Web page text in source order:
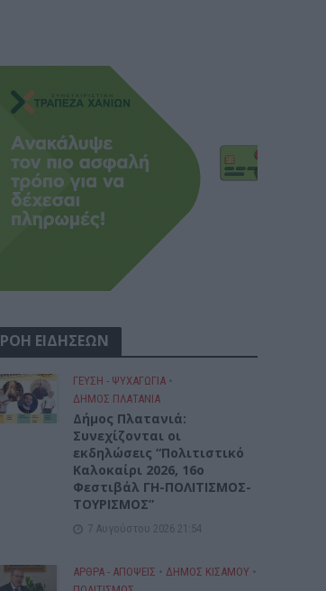
ΡΟΗ ΕΙΔΗΣΕΩΝ
ΓΕΎΣΗ - ΨΥΧΑΓΩΓΊΑ •
ΔΉΜΟΣ ΠΛΑΤΑΝΙΆ
Δήμος Πλατανιά:
Συνεχίζονται οι
εκδηλώσεις “Πολιτιστικό
Καλοκαίρι 2026, 16ο
Φεστιβάλ ΓΗ-ΠΟΛΙΤΙΣΜΟΣ-
ΤΟΥΡΙΣΜΟΣ”
7 Αυγούστου 2026 21:54
ΑΡΘΡΑ - ΑΠΟΨΕΙΣ • ΔΉΜΟΣ ΚΙΣΆΜΟΥ •